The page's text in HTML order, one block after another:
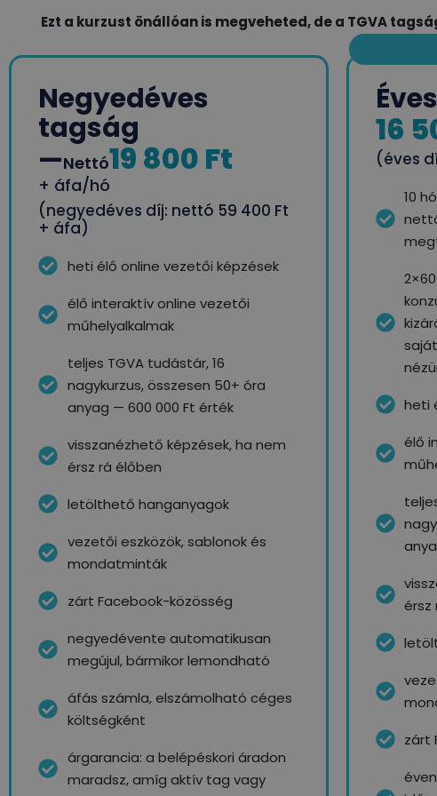
Ezt a kurzust önállóan is megveheted, de a TGVA
Negyedéves
tagság
—Nettó19 800 Ft
+ áfa/hó
(negyedéves díj: nettó 59 400 Ft
+ áfa)
heti élő online vezetői képzések
élő interaktív online vezetői
műhelyalkalmak
teljes TGVA tudástár, 16
nagykurzus, összesen 50+ óra
anyag — 600 000 Ft érték
visszanézhető képzések, ha nem
érsz rá élőben
letölthető hanganyagok
vezetői eszközök, sablonok és
mondatminták
zárt Facebook-közösség
negyedévente automatikusan
megújul, bármikor lemondható
áfás számla, elszámolható céges
költségként
árgarancia: a belépéskori áradon
maradsz, amíg aktív tag vagy
16
(éves
10
heti
élő
érsz
zárt